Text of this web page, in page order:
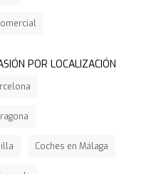
POR LOCALIZACIÓN
Coches en Málaga